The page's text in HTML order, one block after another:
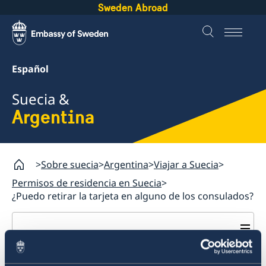
Sweden Abroad
Español
Suecia &
Argentina
Sobre suecia Argentina Viajar a Suecia
Permisos de residencia en Suecia
¿Puedo retirar la tarjeta en alguno de los consulados?
Argentina
Viajar a Suecia